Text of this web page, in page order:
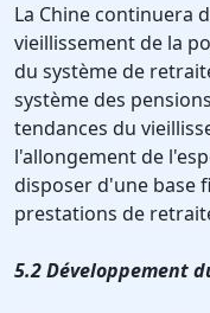
La Chine continuera
vieillissement de la
du système de
système des
tendances du
l'allongement de
disposer d'une base
prestations de
5.2 Développement